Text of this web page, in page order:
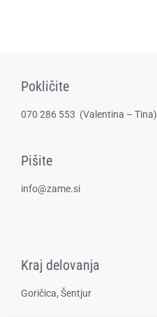
Pokličite
070 286 553 (​Valentina – Tina)
Pišite
info@zame.si
Kraj delovanja
Goričica, Šentjur